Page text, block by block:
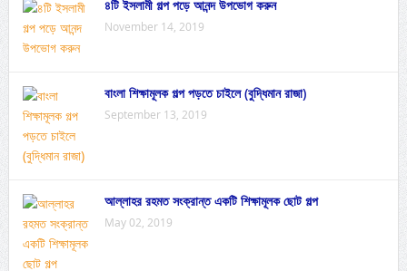
৪টি ইসলামী গল্প পড়ে আনন্দ উপভোগ করুন
November 14, 2019
বাংলা শিক্ষামূলক গল্প পড়তে চাইলে (বুদ্ধিমান রাজা)
September 13, 2019
আল্লাহর রহমত সংক্রান্ত একটি শিক্ষামূলক ছোট গল্প
May 02, 2019